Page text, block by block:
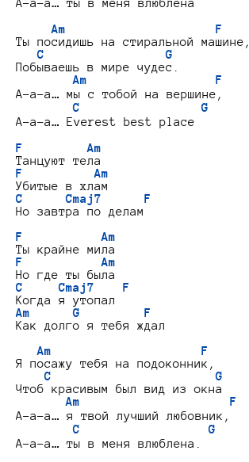
А-а-а… ты в меня влюблена
Am                     F
Ты посидишь на стиральной машине,
C                 G
Побываешь в мире чудес.
Am                  F
А-а-а… мы с тобой на вершине,
C                 G
А-а-а… Everest best place
F         Am
F          Am
C      Cmaj7      F
Но завтра по делам
F           Am
F           Am
C     Cmaj7    F
Am      G         F
Как долго я тебя ждал
Am                     F
Я посажу тебя на подоконник,
C                       G
Чтоб красивым был вид из окна
Am                     F
А-а-а… я твой лучший любовник,
C                  G
А-а-а… ты в меня влюблена.